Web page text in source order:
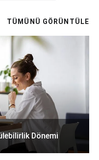
TÜMÜNÜ GÖRÜNTÜLE
Dönemi